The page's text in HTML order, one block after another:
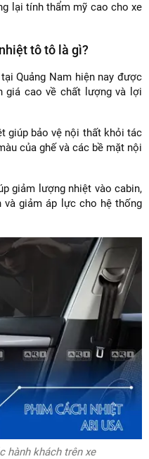
lại tính thẩm mỹ cao cho xe
tô tô là gì?
Quảng Nam hiện nay được
giá cao về chất lượng và lợi
giúp bảo vệ nội thất khỏi tác
của ghế và các bề mặt nội
giảm lượng nhiệt vào cabin,
giảm áp lực cho hệ thống
hành khách trên xe